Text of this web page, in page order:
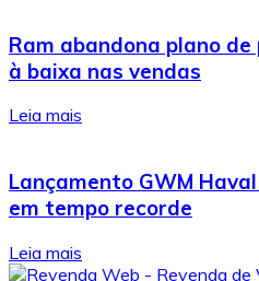
Ram abandona plano
à baixa nas vendas
Leia mais
Lançamento GWM
em tempo recorde
Leia mais